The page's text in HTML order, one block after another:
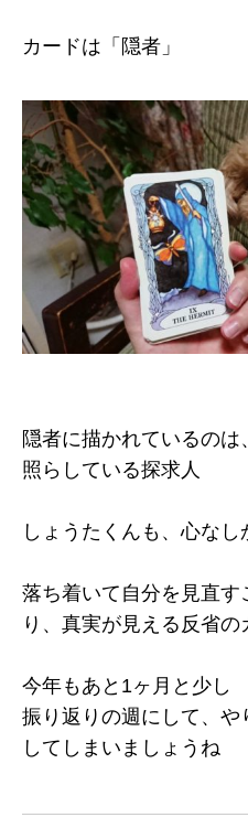
カードは「隠者」
隠者に描かれているの
照らしている探求人
しょうたくんも、心な
落ち着いて自分を見直す
り、真実が見える反省の
今年もあと1ヶ月と少し
振り返りの週にして、や
してしまいましょうね